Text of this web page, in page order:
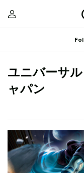
ユニバーサ
ャパン